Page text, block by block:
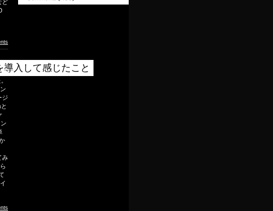
ど
入して感じたこと
ジ
み